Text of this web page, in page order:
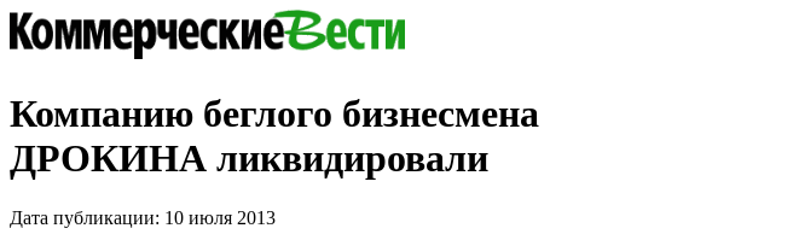
Компанию беглого бизнесмена
ДРОКИНА ликвидировали
Дата публикации: 10 июля 2013